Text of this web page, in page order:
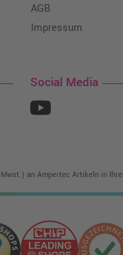
AGB
Impressum
Social Media
an Ampertec Artikeln in